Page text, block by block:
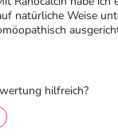
natürliche Weise
hilfreich?